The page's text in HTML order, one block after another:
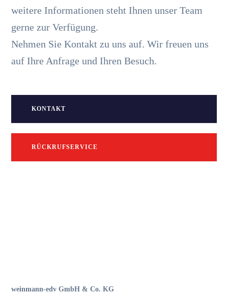
weitere Informationen steht Ihnen unser Team
gerne zur Verfügung.
Nehmen Sie Kontakt zu uns auf. Wir freuen uns
auf Ihre Anfrage und Ihren Besuch.
KONTAKT
RÜCKRUFSERVICE
weinmann-edv GmbH & Co. KG